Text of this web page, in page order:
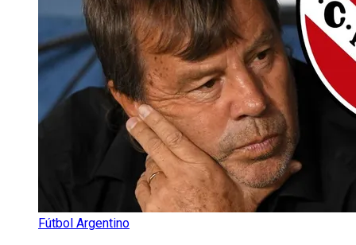
Fútbol Argentino